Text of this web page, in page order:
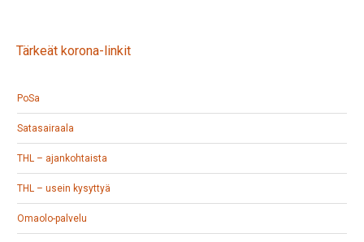
Tärkeät korona-linkit
PoSa
Satasairaala
THL – ajankohtaista
THL – usein kysyttyä
Omaolo-palvelu